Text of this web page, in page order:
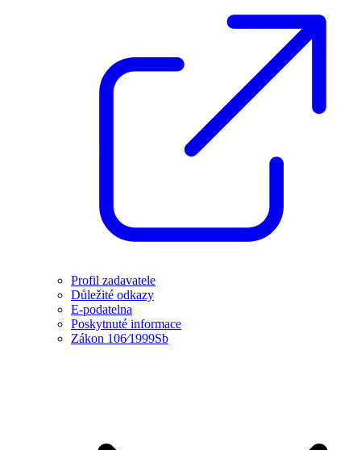
Profil zadavatele
Důležité odkazy
E-podatelna
Poskytnuté informace
Zákon 106⁄1999Sb